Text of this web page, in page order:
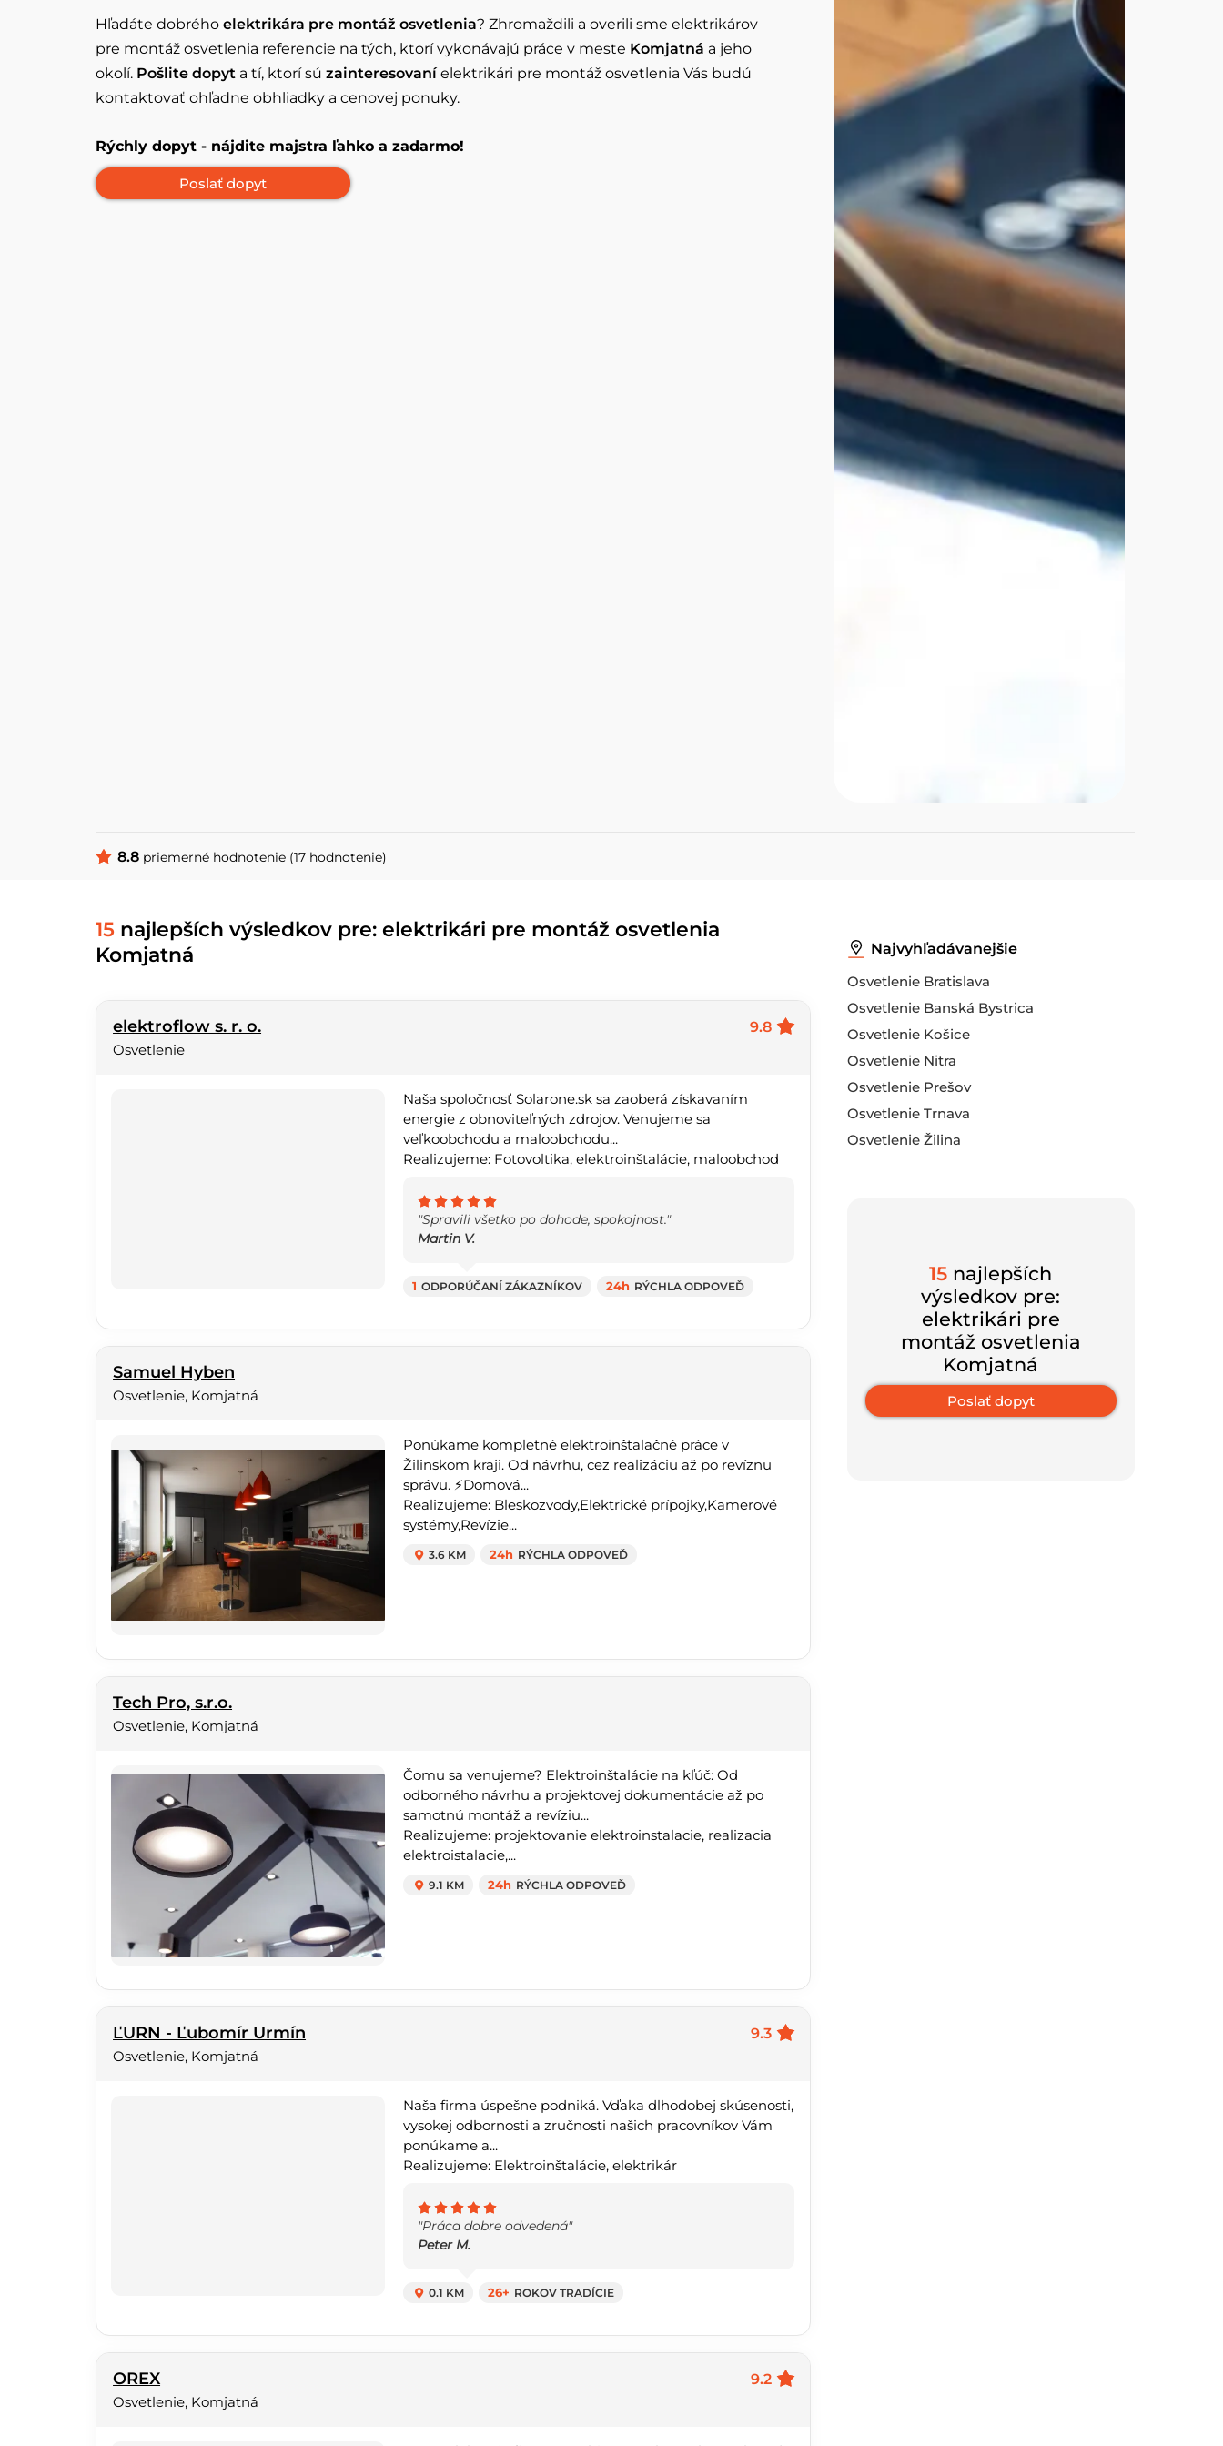
Hľadáte dobréhoelektrikára pre montáž osvetlenia? Zhromaždili a overili sme elektrikárov
pre montáž osvetlenia referencie na tých, ktorí vykonávajú práce v meste Komjatná a jeho
okolí. Pošlite dopyt a tí, ktorí súzainteresovaní elektrikári pre montáž osvetlenia Vás budú
kontaktovať ohľadne obhliadky a cenovej ponuky.
Rýchly dopyt - nájdite majstra ľahko a zadarmo!
8.8 priemerné hodnotenie (17 hodnotenie)
15 najlepších výsledkov pre: elektrikári pre montáž osvetlenia
Komjatná
elektroflow s. r. o.
9.8
Osvetlenie
Naša spoločnosť Solarone.sk sa zaoberá získavaním
energie z obnoviteľných zdrojov. Venujeme sa
veľkoobchodu a maloobchodu...
Realizujeme: Fotovoltika, elektroinštalácie, maloobchod
"Spravili všetko po dohode, spokojnost."
Martin V.
1 ODPORÚČANÍ ZÁKAZNÍKOV 24h RÝCHLA ODPOVEĎ
Samuel Hyben
Osvetlenie, Komjatná
Ponúkame kompletné elektroinštalačné práce v
Žilinskom kraji. Od návrhu, cez realizáciu až po revíznu
správu. ⚡️Domová...
Realizujeme: Bleskozvody,Elektrické prípojky,Kamerové
systémy,Revízie...
3.6 KM 24h RÝCHLA ODPOVEĎ
Tech Pro, s.r.o.
Osvetlenie, Komjatná
Čomu sa venujeme? Elektroinštalácie na kľúč: Od
odborného návrhu a projektovej dokumentácie až po
samotnú montáž a revíziu...
Realizujeme: projektovanie elektroinstalacie, realizacia
elektroistalacie,...
9.1 KM 24h RÝCHLA ODPOVEĎ
ĽURN - Ľubomír Urmín
9.3
Osvetlenie, Komjatná
Naša firma úspešne podniká. Vďaka dlhodobej skúsenosti,
vysokej odbornosti a zručnosti našich pracovníkov Vám
ponúkame a...
Realizujeme: Elektroinštalácie, elektrikár
"Práca dobre odvedená"
Peter M.
0.1 KM 26+ ROKOV TRADÍCIE
OREX
9.2
Osvetlenie, Komjatná
Najvyhľadávanejšie
Osvetlenie Bratislava
Osvetlenie Banská Bystrica
Osvetlenie Košice
Osvetlenie Nitra
Osvetlenie Prešov
Osvetlenie Trnava
Osvetlenie Žilina
15 najlepších
výsledkov pre:
elektrikári pre
montáž osvetlenia
Komjatná